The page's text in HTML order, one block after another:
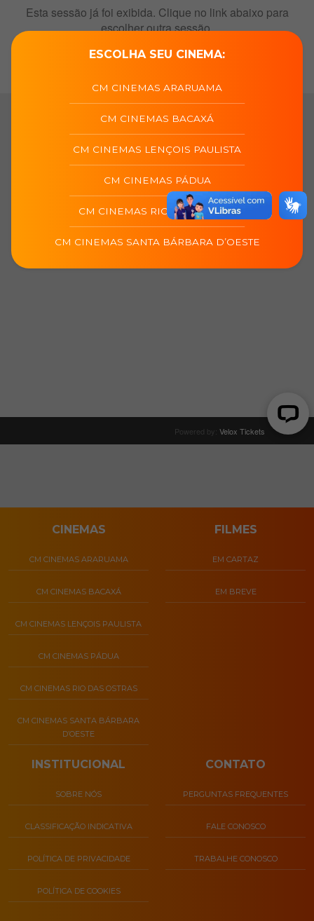
CINEMAS
CM CINEMAS ARARUAMA
CM CINEMAS BACAXÁ
CM CINEMAS LENÇOIS PAULISTA
CM CINEMAS PÁDUA
CM CINEMAS RIO DAS OSTRAS
CM CINEMAS SANTA BÁRBARA
D’OESTE
FILMES
EM CARTAZ
EM BREVE
INSTITUCIONAL
SOBRE NÓS
CLASSIFICAÇÃO INDICATIVA
POLÍTICA DE PRIVACIDADE
POLÍTICA DE COOKIES
CONTATO
PERGUNTAS FREQUENTES
FALE CONOSCO
TRABALHE CONOSCO
ESCOLHA SEU CINEMA:
CM CINEMAS ARARUAMA
CM CINEMAS BACAXÁ
CM CINEMAS LENÇOIS PAULISTA
CM CINEMAS PÁDUA
CM CINEMAS RIO DAS OSTRAS
CM CINEMAS SANTA BÁRBARA D’OESTE